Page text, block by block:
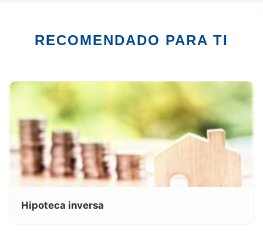
RECOMENDADO PARA TI
Hipoteca inversa